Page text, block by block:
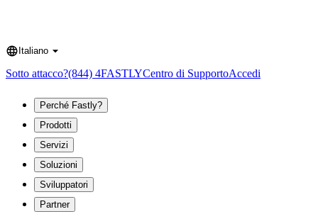
Language
Italiano
Sotto attacco?(844) 4FASTLYCentro di SupportoAccedi
Perché Fastly?
Prodotti
Servizi
Soluzioni
Sviluppatori
Partner